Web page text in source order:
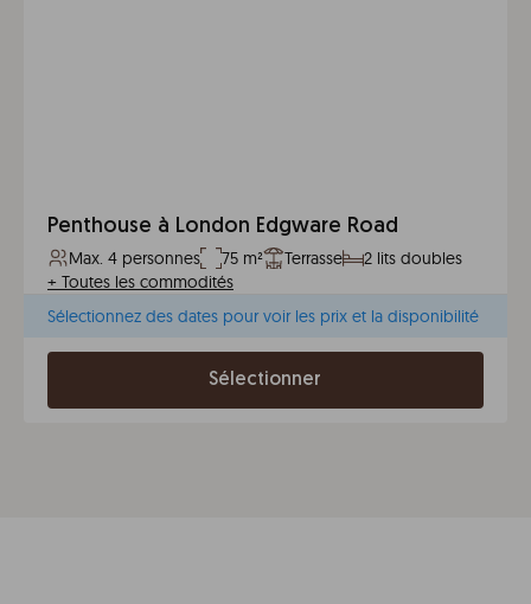
Penthouse à London Edgware Road
Max. 4 personnes 75 m² Terrasse
2 lits doubles
+ Toutes les commodités
Sélectionnez des dates pour voir les prix et la disponibilité
Sélectionner